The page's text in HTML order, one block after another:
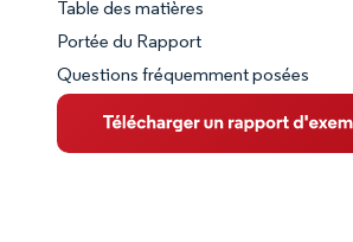
Aperçu du marché
VUE D’ENSEMBLE DU MARCHÉ
Principales tendances du marché
Table des matières
Portée du Rapport
Questions fréquemment posées